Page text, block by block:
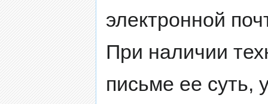
электронной
При наличии
письме ее суть,